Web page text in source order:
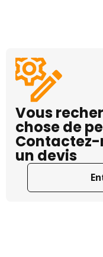
Vous
chose de
un devis